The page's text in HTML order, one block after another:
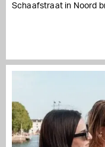
Schaafstraat in Noord